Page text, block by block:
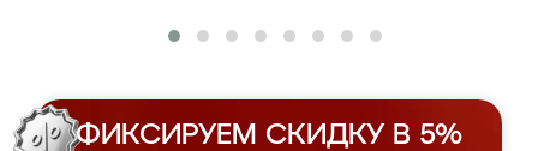
ФИКСИРУЕМ СКИДКУ В 5%